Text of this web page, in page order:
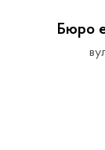
Бюро